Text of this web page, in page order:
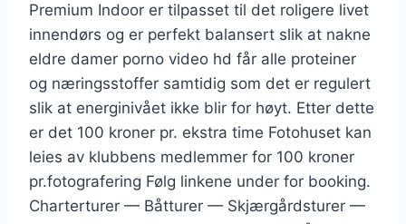
Premium Indoor er tilpasset til det roligere livet
innendørs og er perfekt balansert slik at nakne
eldre damer porno video hd får alle proteiner
og næringsstoffer samtidig som det er regulert
slik at energinivået ikke blir for høyt. Etter dette
er det 100 kroner pr. ekstra time Fotohuset kan
leies av klubbens medlemmer for 100 kroner
pr.fotografering Følg linkene under for booking.
Charterturer — Båtturer — Skjærgårdsturer —